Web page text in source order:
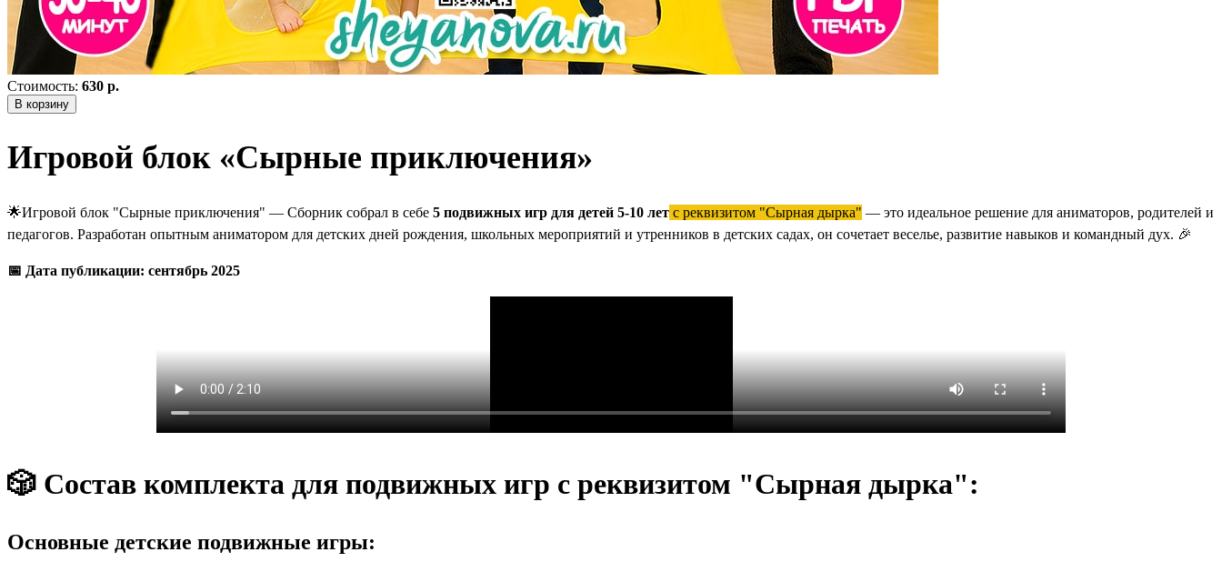
Стоимость: 630 р.
В корзину
Игровой блок «Сырные приключения»
🌟Игровой блок "Сырные приключения" — Сборник собрал в себе 5 подвижных игр для детей 5-10 лет с реквизитом "Сырная дырка" — это идеальное решение для аниматоров, родителей и
педагогов. Разработан опытным аниматором для детских дней рождения, школьных мероприятий и утренников в детских садах, он сочетает веселье, развитие навыков и командный дух. 🎉
📅 Дата публикации: сентябрь 2025
🎲 Состав комплекта для подвижных игр с реквизитом "Сырная дырка":
Основные детские подвижные игры: